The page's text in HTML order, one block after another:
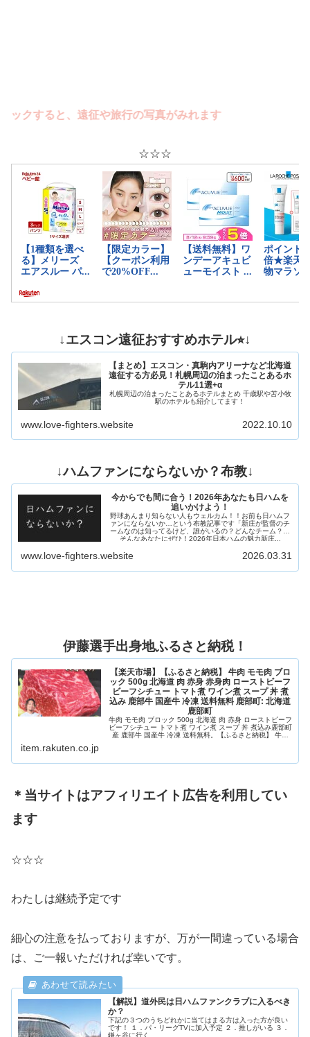
すると、遠征や旅行の写真がみれます
☆☆☆
↓エスコン遠征おすすめホテル⭐︎↓
【まとめ】エスコン・真駒内アリーナなど北海道
遠征する方必見！札幌周辺の泊まったことあるホ
テル11選+α
札幌周辺の泊まったことあるホテルまとめ 千歳駅や苫小牧
駅のホテルも紹介してます！
www.love-fighters.website 2022.10.10
↓ハムファンにならないか？布教↓
今からでも間に合う！2026年あなたも日ハムを
追いかけよう！
野球あんまり知らない人もウェルカム！！お前も日ハムフ
ァンにならないか…という布教記事です「新庄が監督のチ
ームなのは知ってるけど、誰がいるの？どんなチーム？」
そんなあなたにぜひ！2026年日本ハムの魅力新庄...
www.love-fighters.website 2026.03.31
伊藤選手出身地ふるさと納税！
【楽天市場】【ふるさと納税】 牛肉 モモ肉 ブロ
ック 500g 北海道 肉 赤身 赤身肉 ローストビーフ
ビーフシチュー トマト煮 ワイン煮 スープ 丼 煮
込み 鹿部牛 国産牛 冷凍 送料無料 鹿部町: 北海道
鹿部町
牛肉 モモ肉 ブロック 500g 北海道 肉 赤身 ローストビーフ
ビーフシチュー トマト煮 ワイン煮 スープ 丼 煮込み鹿部町
産 鹿部牛 国産牛 冷凍 送料無料。【ふるさと納税】 牛肉
item.rakuten.co.jp
＊当サイトはアフィリエイト広告を利用してい
ます
☆☆☆
わたしは継続予定です
細心の注意を払っておりますが、万が一間違っている場合
は、ご一報いただければ幸いです。
【解説】道外民は日ハムファンクラブに入るべき
か？
下記の３つのうちどれかに当てはまる方は入った方が良い
です！ １．パ・リーグTVに加入予定 ２．推しがいる ３．